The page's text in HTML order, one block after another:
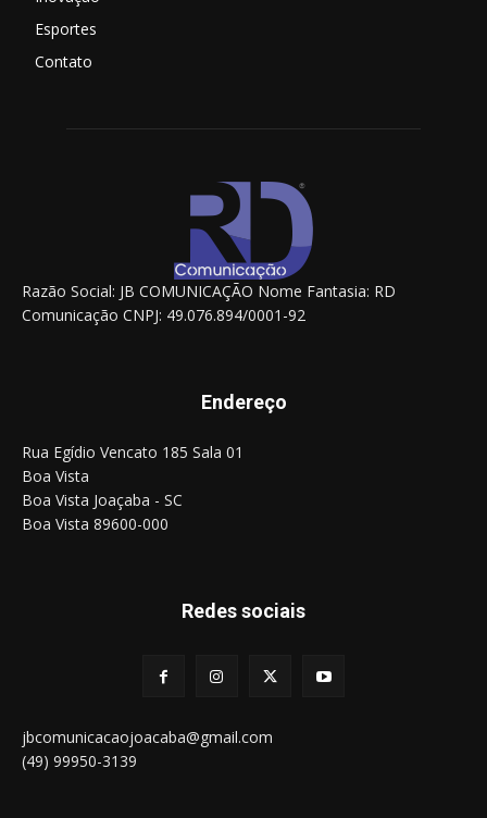
Esportes
Contato
Razão Social: JB COMUNICAÇÃO Nome Fantasia: RD
Comunicação CNPJ: 49.076.894/0001-92
Endereço
Rua Egídio Vencato 185 Sala 01
Boa Vista
Boa Vista Joaçaba - SC
Boa Vista 89600-000
Redes sociais
jbcomunicacaojoacaba@gmail.com
(49) 99950-3139